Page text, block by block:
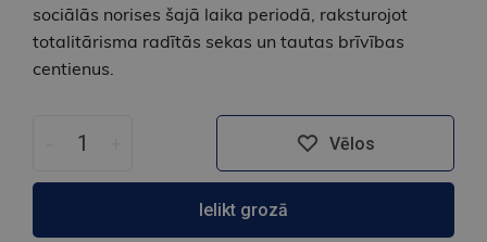
sociālās norises šajā laika periodā, raksturojot
totalitārisma radītās sekas un tautas brīvības
centienus.
Vēlos
Ielikt grozā